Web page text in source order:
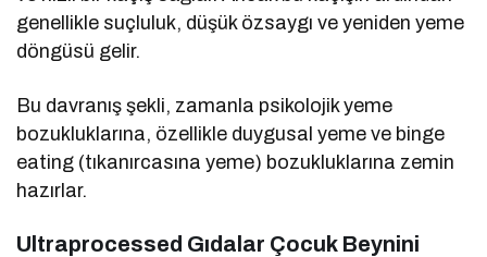
genellikle suçluluk, düşük özsaygı ve yeniden yeme
döngüsü gelir.
Bu davranış şekli, zamanla psikolojik yeme
bozukluklarına, özellikle duygusal yeme ve binge
eating (tıkanırcasına yeme) bozukluklarına zemin
hazırlar.
Ultraprocessed Gıdalar Çocuk Beynini